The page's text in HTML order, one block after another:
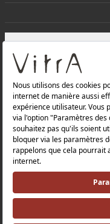
Produits
Politique de
Politique de
Politique